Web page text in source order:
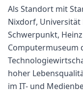
Als Standort mit
Nixdorf,
Schwerpunkt,
Computermuseum
hoher
im IT- und